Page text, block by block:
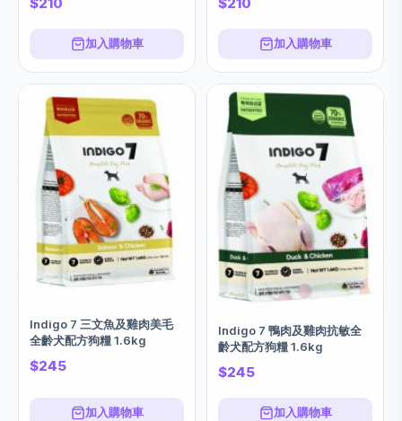
加入購物車 加入購物車
Indigo 7 三文魚及雞肉美毛
全齡犬配方狗糧 1.6kg
$245
加入購物車
Indigo 7 鴨肉及雞肉抗敏全
齡犬配方狗糧 1.6kg
$245
加入購物車